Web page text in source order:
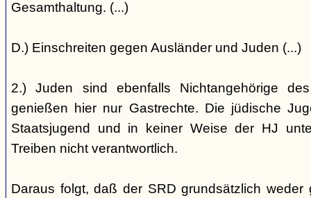
Gesamthaltung. (...)
D.) Einschreiten gegen Ausländer und Juden (...)
2.) Juden sind ebenfalls Nichtangehörige
genießen hier nur Gastrechte. Die jüdische
Staatsjugend und in keiner Weise der HJ
Treiben nicht verantwortlich.
Daraus folgt, daß der SRD grundsätzlich weder